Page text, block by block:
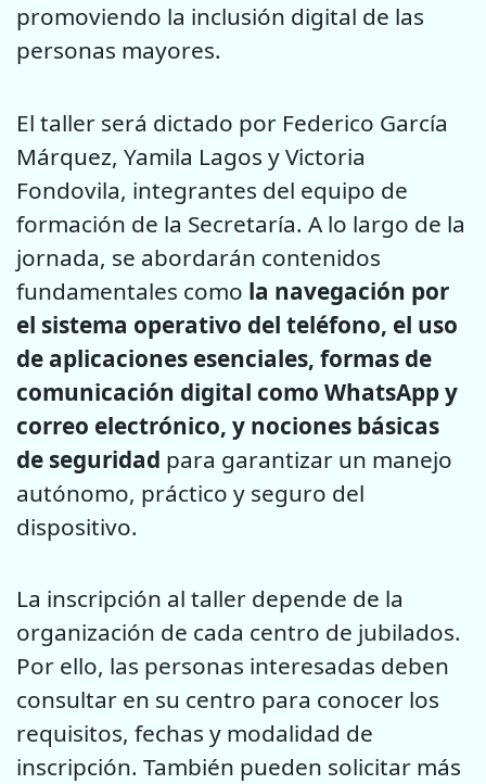
promoviendo la inclusión digital de las
personas mayores.
El taller será dictado por Federico García
Márquez, Yamila Lagos y Victoria
Fondovila, integrantes del equipo de
formación de la Secretaría. A lo largo de la
jornada, se abordarán contenidos
fundamentales como la navegación por
el sistema operativo del teléfono, el uso
de aplicaciones esenciales, formas de
comunicación digital como WhatsApp y
correo electrónico, y nociones básicas
de seguridad para garantizar un manejo
autónomo, práctico y seguro del
dispositivo.
La inscripción al taller depende de la
organización de cada centro de jubilados.
Por ello, las personas interesadas deben
consultar en su centro para conocer los
requisitos, fechas y modalidad de
inscripción. También pueden solicitar más